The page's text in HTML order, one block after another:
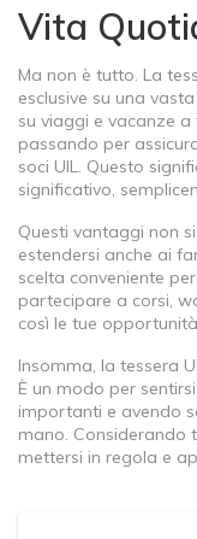
Vita
Ma non è tutto. La
esclusive su una
su viaggi e vacanze
passando per
soci UIL. Questo
significativo,
Questi vantaggi non
estendersi anche ai
scelta conveniente
partecipare a corsi,
così le tue
Insomma, la tessera
È un modo per
importanti e avendo
mano. Considerando
mettersi in regola e